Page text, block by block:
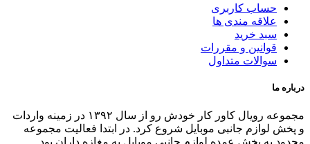
کاربری
مندی ها
خرید
و مقررات
متداول
مجموعه رویال کاور کار خودش رو از سال ۱۳۹۲ در زمینه واردات
جانبی موبایل شروع کرد. در ابتدا فعالیت مجموعه